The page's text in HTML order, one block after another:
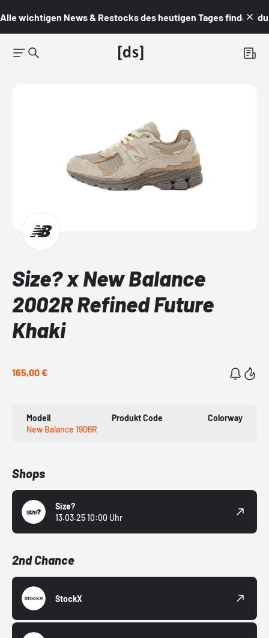
Alle wichtigen News & Restocks des heutigen Tages findest du
Size? x New Balance
2002R Refined Future
Khaki
165,00 €
Modell
New Balance 1906R
Produkt Code Colorway
Shops
Size?
13.03.25 10:00 Uhr
2nd Chance
StockX